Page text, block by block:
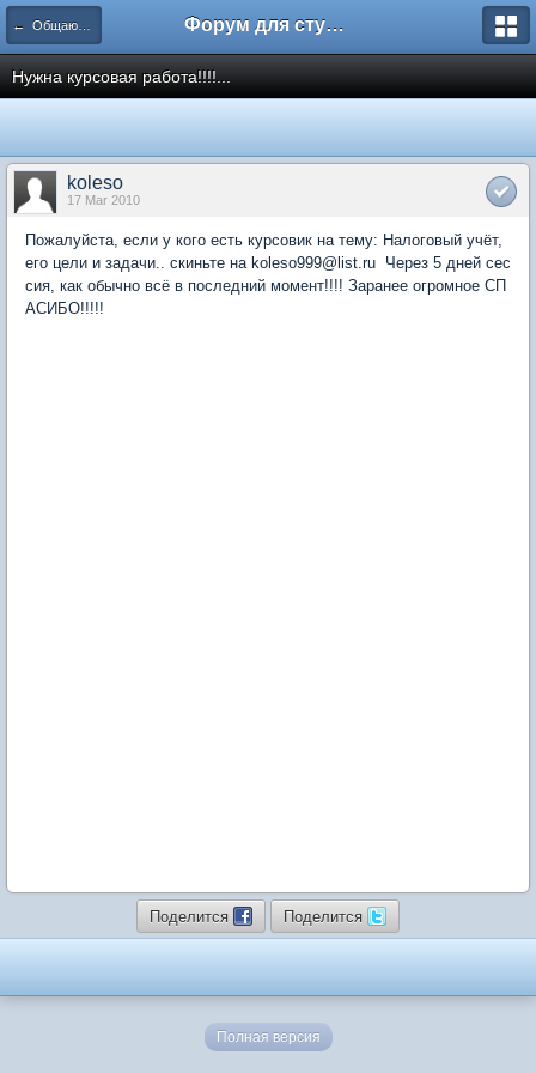
← Общаются экономисты Форум для студента СГА
Нужна курсовая работа!!!!...
koleso
17 Mar 2010
Пожалуйста, если у кого есть курсовик на тему: Налоговый учёт,
его цели и задачи.. скиньте на koleso999@list.ru Через 5 дней сес
сия, как обычно всё в последний момент!!!! Заранее огромное СП
АСИБО!!!!!
Поделится Поделится
Полная версия